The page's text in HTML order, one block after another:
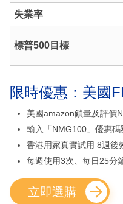
失業率
標普500目標
限時優惠：美國
美國amazon鎖量及評價
輸入「NMG100」優惠
香港用家真實試用 8週後
每週使用3次、每日25分
立即選購